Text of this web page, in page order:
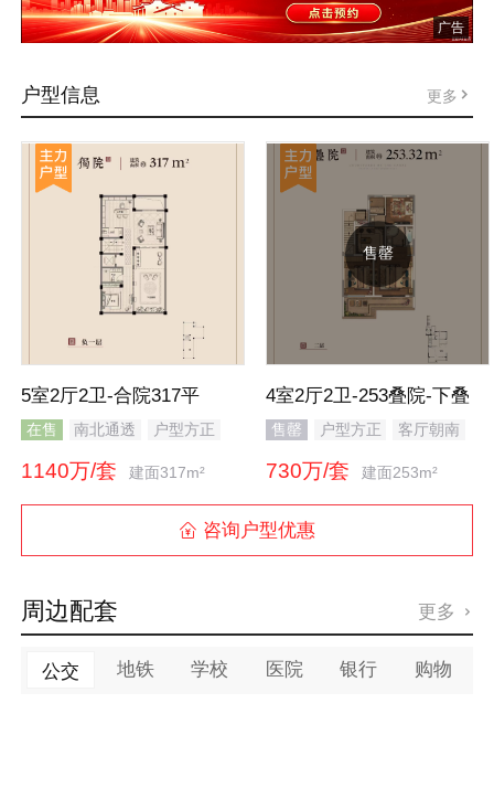
广告
户型信息 更多
5室2厅2卫-合院317平
在售 南北通透
户型方正
主卧朝南
餐客分离
厨卫不对门
双阳台
露台
1140万/套 建面317m²
售罄
4室2厅2卫-253叠院-下叠
售罄 户型方正
客厅朝南
带衣帽间
主卧带卫
730万/套 建面253m²
 咨询户型优惠
周边配套 更多 
公交 地铁 学校 医院 银行 购物